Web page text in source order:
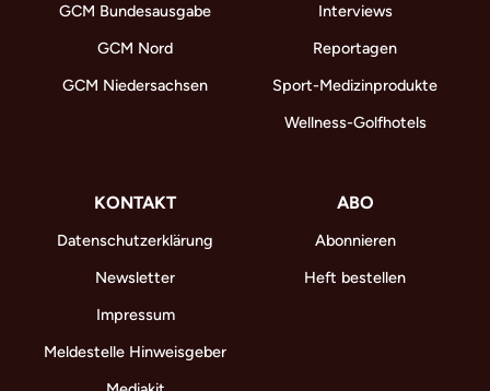
GCM Bundesausgabe
GCM Nord
GCM Niedersachsen
Interviews
Reportagen
Sport-Medizinprodukte
Wellness-Golfhotels
KONTAKT
Datenschutzerklärung
Newsletter
Impressum
Meldestelle Hinweisgeber
ABO
Abonnieren
Heft bestellen